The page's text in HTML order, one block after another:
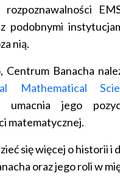
rozpoznawalności
podobnymi
nią.
Centrum Banacha
Mathematical
jego
matematycznej.
się więcej o historii i
oraz jego roli w